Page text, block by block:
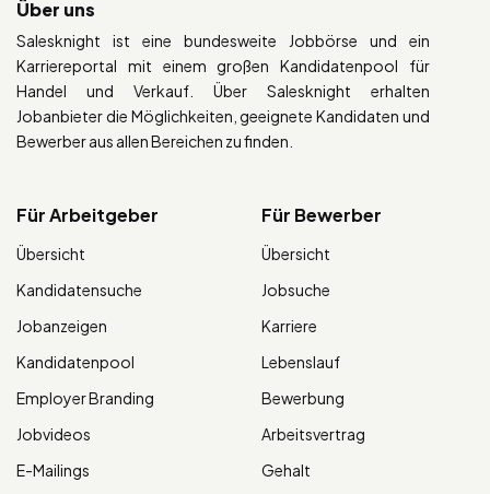
Über uns
Salesknight ist eine bundesweite Jobbörse und ein
Karriereportal mit einem großen Kandidatenpool für
Handel und Verkauf. Über Salesknight erhalten
Jobanbieter die Möglichkeiten, geeignete Kandidaten und
Bewerber aus allen Bereichen zu finden.
Für Arbeitgeber
Übersicht
Kandidatensuche
Jobanzeigen
Kandidatenpool
Employer Branding
Jobvideos
E-Mailings
Für Bewerber
Übersicht
Jobsuche
Karriere
Lebenslauf
Bewerbung
Arbeitsvertrag
Gehalt